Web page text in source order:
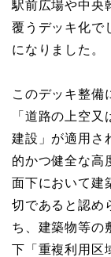
駅前広場や中央
覆うデッキ化で
になりました。
このデッキ整備
「道路の上空
建設」が適用さ
的かつ健全な高
面下において建
切であると認め
ち、建築物等の
下 「重複利用区